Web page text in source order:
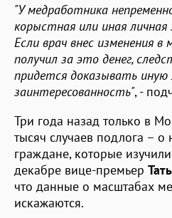
"У медработника
корыстная или иная личная
Если врач внес изменения в
получил за это денег,
придется доказывать иную
заинтересованность", -
Три года назад только в
тысяч случаев подлога –
граждане, которые
декабре вице-премьер
что данные о масштабах
искажаются.